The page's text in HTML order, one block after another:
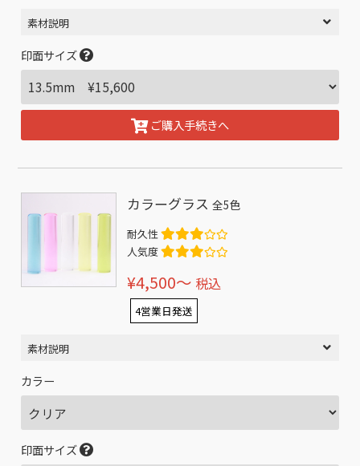
素材説明
印面サイズ
ご購入手続きへ
カラーグラス全5色
耐久性
人気度
¥4,500〜 税込
4営業日発送
素材説明
カラー
印面サイズ